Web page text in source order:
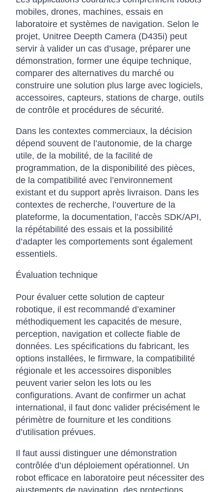
mobiles, drones, machines, essais en
laboratoire et systèmes de navigation. Selon le
projet, Unitree Deepth Camera (D435i) peut
servir à valider un cas d’usage, préparer une
démonstration, former une équipe technique,
comparer des alternatives du marché ou
construire une solution plus large avec logiciels,
accessoires, capteurs, stations de charge, outils
de contrôle et procédures de sécurité.
Dans les contextes commerciaux, la décision
dépend souvent de l’autonomie, de la charge
utile, de la mobilité, de la facilité de
programmation, de la disponibilité des pièces,
de la compatibilité avec l’environnement
existant et du support après livraison. Dans les
contextes de recherche, l’ouverture de la
plateforme, la documentation, l’accès SDK/API,
la répétabilité des essais et la possibilité
d’adapter les comportements sont également
essentiels.
Évaluation technique
Pour évaluer cette solution de capteur
robotique, il est recommandé d’examiner
méthodiquement les capacités de mesure,
perception, navigation et collecte fiable de
données. Les spécifications du fabricant, les
options installées, le firmware, la compatibilité
régionale et les accessoires disponibles
peuvent varier selon les lots ou les
configurations. Avant de confirmer un achat
international, il faut donc valider précisément le
périmètre de fourniture et les conditions
d’utilisation prévues.
Il faut aussi distinguer une démonstration
contrôlée d’un déploiement opérationnel. Un
robot efficace en laboratoire peut nécessiter des
ajustements de navigation, des protections